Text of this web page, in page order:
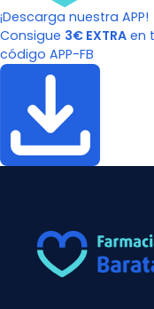
¡Descarga nuestra APP!
Consigue 3€ EXTRA en
código APP-FB